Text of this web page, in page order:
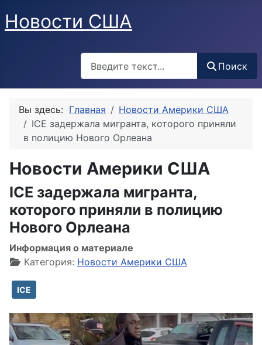
Новости США
Поиск
Вы здесь: Главная
Новости Америки США
ICE задержала мигранта, которого приняли
в полицию Нового Орлеана
Новости Америки США
ICE задержала мигранта,
которого приняли в полицию
Нового Орлеана
Информация о материале
Категория: Новости Америки США
ICE